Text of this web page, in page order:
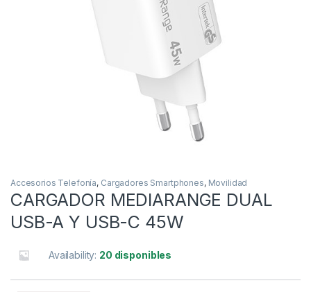
Accesorios Telefonía, Cargadores Smartphones, Movilidad
CARGADOR MEDIARANGE DUAL
USB-A Y USB-C 45W
Availability: 20 disponibles